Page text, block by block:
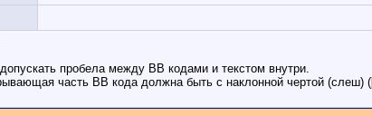
пробела между BB кодами и текстом внутри.
часть BB кода должна быть с наклонной чертой (слеш) (